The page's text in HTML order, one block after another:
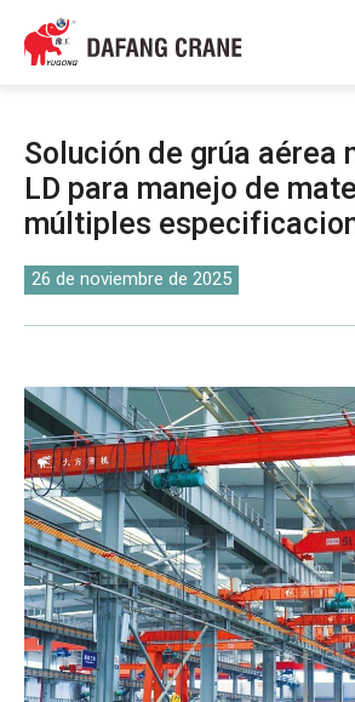
Solución de grúa aérea
LD para manejo de
múltiples
26 de noviembre de 2025
Bahasa Indonesia
Bahasa Melayu
বাংলা
فارسی
Pilipino
اردو
Українська
Беларуская мова
Kiswahili
Dansk
Norsk
O‘zbekcha